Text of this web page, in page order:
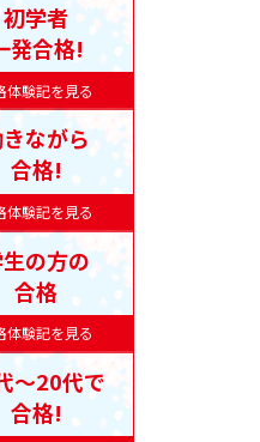
体験記を見る
初学者
発合格!
体験記を見る
ながら
合格!
体験記を見る
の方の
合格
〜20代で
合格!